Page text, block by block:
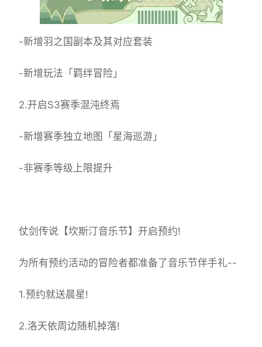
-新增羽之国副本及其对应套装
-新增玩法「羁绊冒险」
2.开启S3赛季混沌终焉
-新增赛季独立地图「星海巡游」
-非赛季等级上限提升
仗剑传说【坎斯汀音乐节】开启预约!
为所有预约活动的冒险者都准备了音乐节伴手礼--
1.预约就送晨星!
2.洛天依周边随机掉落!